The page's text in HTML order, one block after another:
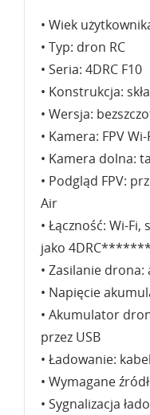
• Wiek
• Typ: dron RC
• Seria: 4DRC F10
• Konstrukcja:
• Wersja:
• Kamera: FPV Wi-
• Kamera dolna:
• Podgląd FPV:
Air
• Łączność: Wi-
jako
• Zasilanie
• Napięcie
• Akumulator
przez USB
• Ładowanie:
• Wymagane
• Sygnalizacja